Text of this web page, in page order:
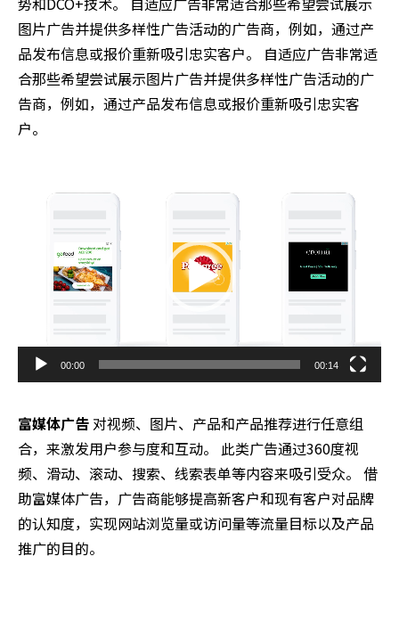
图片广告并提供多样性广告活动的广告商，例如，通过产
品发布信息或报价重新吸引忠实客户。 自适应广告非常适
合那些希望尝试展示图片广告并提供多样性广告活动的广
告商，例如，通过产品发布信息或报价重新吸引忠实客
户。
Player
00:00 00:14
富媒体广告 对视频、图片、产品和产品推荐进行任意组
合，来激发用户参与度和互动。 此类广告通过360度视
频、滑动、滚动、搜索、线索表单等内容来吸引受众。 借
助富媒体广告，广告商能够提高新客户和现有客户对品牌
的认知度，实现网站浏览量或访问量等流量目标以及产品
推广的目的。